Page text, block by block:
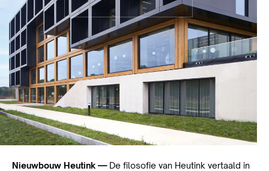
Nieuwbouw Heutink —De filosofie van Heutink vertaald in